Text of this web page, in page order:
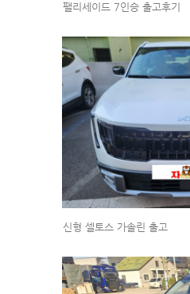
팰리세이드 7인승 출고후기
신형 셀토스 가솔린 출고